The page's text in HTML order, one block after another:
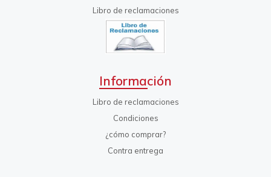
Libro de reclamaciones
Información
Libro de reclamaciones
Condiciones
¿cómo comprar?
Contra entrega